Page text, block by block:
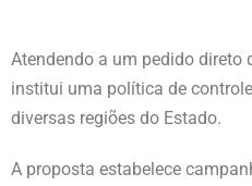
Atendendo a um pedido direto
institui uma política de
diversas regiões do Estado.
A proposta estabelece